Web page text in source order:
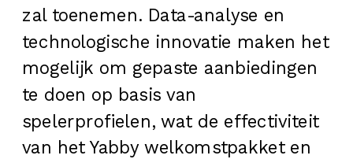
zal toenemen. Data-analyse en
technologische innovatie maken het
mogelijk om gepaste aanbiedingen
te doen op basis van
spelerprofielen, wat de effectiviteit
van het Yabby welkomstpakket en